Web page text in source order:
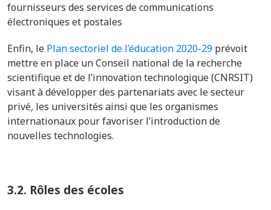
fournisseurs des services de communications
électroniques et postales
Enfin, le Plan sectoriel de l’éducation 2020-29 prévoit
mettre en place un Conseil national de la recherche
scientifique et de l’innovation technologique (CNRSIT)
visant à développer des partenariats avec le secteur
privé, les universités ainsi que les organismes
internationaux pour favoriser l’introduction de
nouvelles technologies.
3.2. Rôles des écoles